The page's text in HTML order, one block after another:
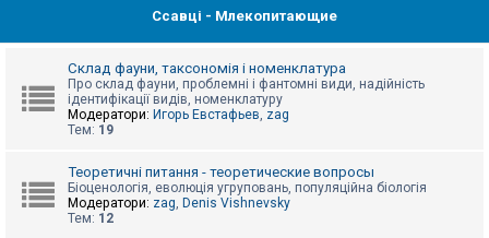
т
р
а
Ссавці - Млекопитающие
Склад фауни, таксономія і номенклатура
Про склад фауни, проблемні і фантомні види, надійність
ідентифікації видів, номенклатуру
Модератори: Игорь Евстафьев, zag
Тем: 19
Теоретичні питання - теоретические вопросы
Біоценологія, еволюція угруповань, популяційна біологія
Модератори: zag, Denis Vishnevsky
Тем: 12